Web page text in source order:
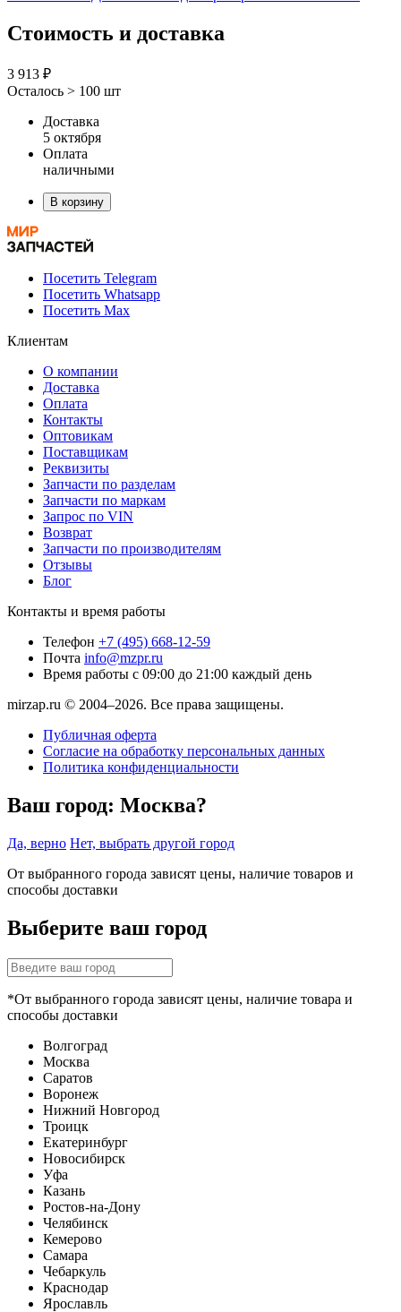
Стоимость и доставка
3 913 ₽
Осталось > 100 шт
Доставка
5 октября
Оплата
наличными
В корзину
Посетить Telegram
Посетить Whatsapp
Посетить Max
Клиентам
О компании
Доставка
Оплата
Контакты
Оптовикам
Поставщикам
Реквизиты
Запчасти по разделам
Запчасти по маркам
Запрос по VIN
Возврат
Запчасти по производителям
Отзывы
Блог
Контакты и время работы
Телефон +7 (495) 668-12-59
Почта info@mzpr.ru
Время работы с 09:00 до 21:00 каждый день
mirzap.ru © 2004–2026. Все права защищены.
Публичная оферта
Согласие на обработку персональных данных
Политика конфиденциальности
Ваш город: Москва?
Да, верно Нет, выбрать другой город
От выбранного города зависят цены, наличие товаров и
способы доставки
Выберите ваш город
*От выбранного города зависят цены, наличие товара и
способы доставки
Волгоград
Москва
Саратов
Воронеж
Нижний Новгород
Троицк
Екатеринбург
Новосибирск
Уфа
Казань
Ростов-на-Дону
Челябинск
Кемерово
Самара
Чебаркуль
Краснодар
Ярославль